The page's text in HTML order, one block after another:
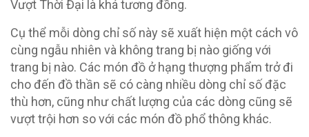
Vượt Thời Đại là khá tương đồng.
Cụ thể mỗi dòng chỉ số này sẽ xuất hiện một cách vô
cùng ngẫu nhiên và không trang bị nào giống với
trang bị nào. Các món đồ ở hạng thượng phẩm trở đi
cho đến đồ thần sẽ có càng nhiều dòng chỉ số đặc
thù hơn, cũng như chất lượng của các dòng cũng sẽ
vượt trội hơn so với các món đồ phổ thông khác.